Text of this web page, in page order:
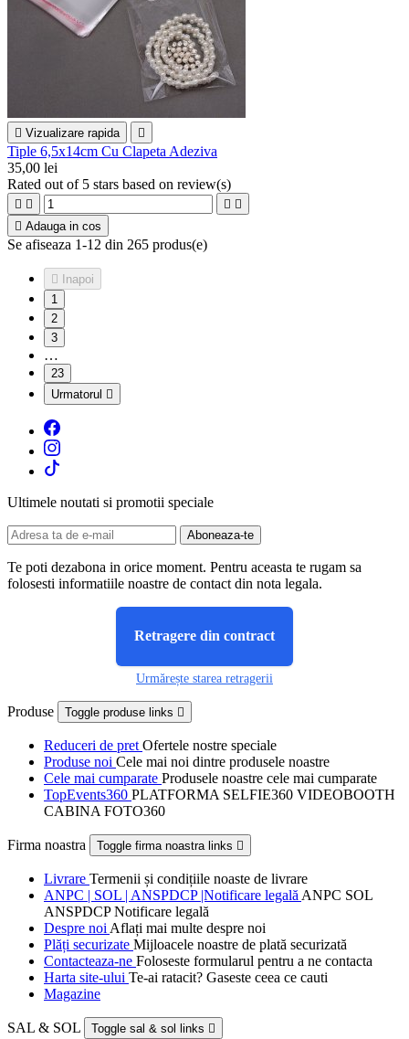
 Vizualizare rapida 
Tiple 6,5x14cm Cu Clapeta Adeziva
35,00 lei
Rated out of 5 stars based on review(s)
   
 Adauga in cos
Se afiseaza 1-12 din 265 produs(e)

Inapoi
1
2
3
…
23
Urmatorul 
Ultimele noutati si promotii speciale
Te poti dezabona in orice moment. Pentru aceasta te rugam sa
folosesti informatiile noastre de contact din nota legala.
Retragere din contract
Urmărește starea retragerii
Produse Toggle produse links 
Reduceri de pret Ofertele nostre speciale
Produse noi Cele mai noi dintre produsele noastre
Cele mai cumparate Produsele noastre cele mai cumparate
TopEvents360 PLATFORMA SELFIE360 VIDEOBOOTH
CABINA FOTO360
Firma noastra Toggle firma noastra links 
Livrare Termenii și condițiile noaste de livrare
ANPC | SOL | ANSPDCP |Notificare legală ANPC SOL
ANSPDCP Notificare legală
Despre noi Aflați mai multe despre noi
Plăți securizate Mijloacele noastre de plată securizată
Contacteaza-ne Foloseste formularul pentru a ne contacta
Harta site-ului Te-ai ratacit? Gaseste ceea ce cauti
Magazine
SAL & SOL Toggle sal & sol links 